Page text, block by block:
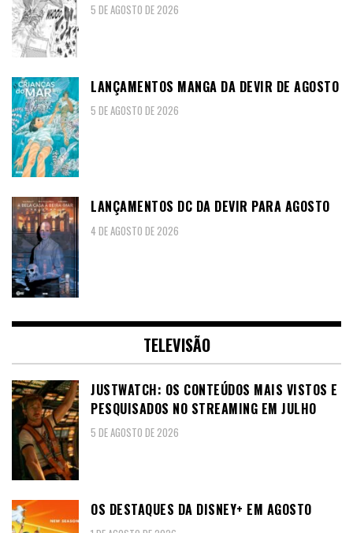
5 DE AGOSTO DE 2026
LANÇAMENTOS MANGA DA DEVIR DE AGOSTO
5 DE AGOSTO DE 2026
LANÇAMENTOS DC DA DEVIR PARA AGOSTO
4 DE AGOSTO DE 2026
TELEVISÃO
JUSTWATCH: OS CONTEÚDOS MAIS VISTOS E
PESQUISADOS NO STREAMING EM JULHO
5 DE AGOSTO DE 2026
OS DESTAQUES DA DISNEY+ EM AGOSTO